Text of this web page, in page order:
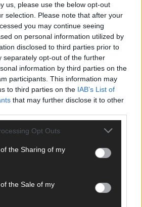
us, please use the below opt-out
selection. Please note that after your
you may continue seeing
on personal information utilized by
disclosed to third parties prior to
separately opt-out of the further
information by third parties on the
participants. This information may
to third parties on the IAB’s List of
that may further disclose it to other
Opt Outs
the Sharing of my
the Sale of my
Westernbrauerei – der
macht vieles neu
Israel beunruhigend –
ESC 2026
Acts im Kurzcheck